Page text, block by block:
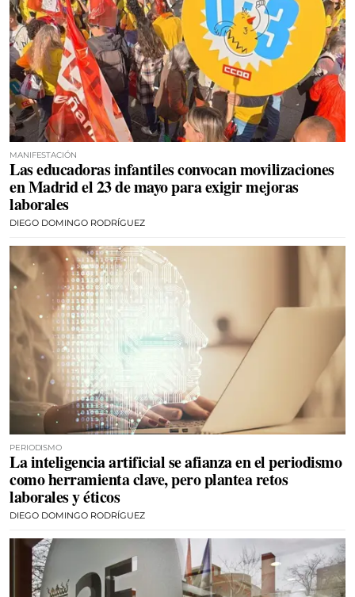
MANIFESTACIÓN
Las educadoras infantiles convocan movilizaciones
en Madrid el 23 de mayo para exigir mejoras
laborales
DIEGO DOMINGO RODRÍGUEZ
PERIODISMO
La inteligencia artificial se afianza en el periodismo
como herramienta clave, pero plantea retos
laborales y éticos
DIEGO DOMINGO RODRÍGUEZ